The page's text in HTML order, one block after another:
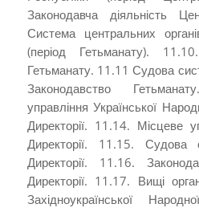
Законодавча діяльність
Система центральних
(період Гетьманату).
Гетьманату. 11.11 Судова
Законодавство
управління Української
Директорії. 11.14. Місцеве
Ди­ректорії. 11.15.
Директорії. 11.16.
Директорії. 11.17. Вищі
Західно­української